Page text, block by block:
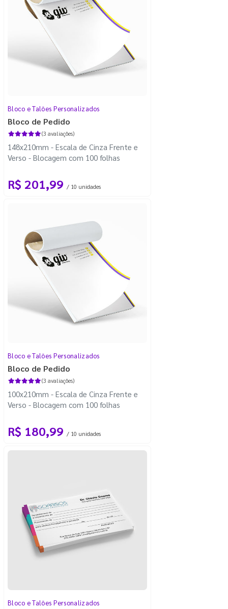
Bloco e Talões Personalizados
Bloco de Pedido
(3 avaliações)
148x210mm - Escala de Cinza Frente e
Verso - Blocagem com 100 folhas
R$ 201,99 / 10 unidades
Bloco e Talões Personalizados
Bloco de Pedido
(3 avaliações)
100x210mm - Escala de Cinza Frente e
Verso - Blocagem com 100 folhas
R$ 180,99 / 10 unidades
Bloco e Talões Personalizados